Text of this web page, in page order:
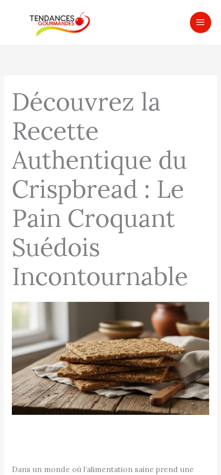
Découvrez la
Recette
Authentique du
Crispbread : Le
Pain Croquant
Suédois
Incontournable
Dans un monde où l’alimentation saine prend une